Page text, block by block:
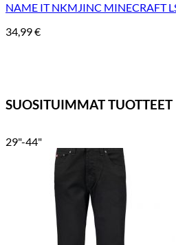
NAME IT NKMJINC MINECRAFT
34,99€
SUOSITUIMMAT TUOTTEET
29"-44"